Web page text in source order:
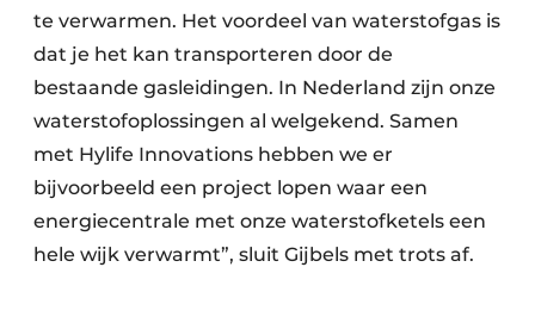
te verwarmen. Het voordeel van waterstofgas is
dat je het kan transporteren door de
bestaande gasleidingen. In Nederland zijn onze
waterstofoplossingen al welgekend. Samen
met Hylife Innovations hebben we er
bijvoorbeeld een project lopen waar een
energiecentrale met onze waterstofketels een
hele wijk verwarmt”, sluit Gijbels met trots af.